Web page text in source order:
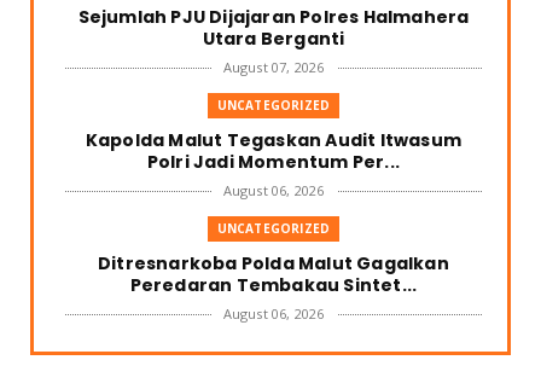
Sejumlah PJU Dijajaran Polres Halmahera
Utara Berganti
August 07, 2026
UNCATEGORIZED
Kapolda Malut Tegaskan Audit Itwasum
Polri Jadi Momentum Per...
August 06, 2026
UNCATEGORIZED
Ditresnarkoba Polda Malut Gagalkan
Peredaran Tembakau Sintet...
August 06, 2026
UNCATEGORIZED